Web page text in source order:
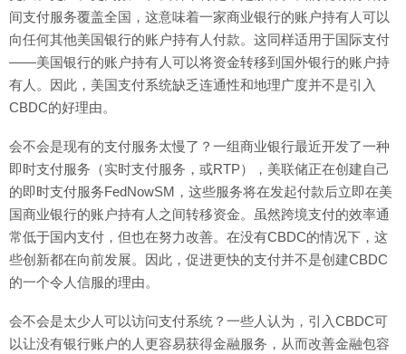
间支付服务覆盖全国，这意味着一家商业银行的账户持有人可以
向任何其他美国银行的账户持有人付款。这同样适用于国际支付
——美国银行的账户持有人可以将资金转移到国外银行的账户持
有人。因此，美国支付系统缺乏连通性和地理广度并不是引入
CBDC的好理由。
会不会是现有的支付服务太慢了？一组商业银行最近开发了一种
即时支付服务（实时支付服务，或RTP），美联储正在创建自己
的即时支付服务FedNowSM，这些服务将在发起付款后立即在美
国商业银行的账户持有人之间转移资金。虽然跨境支付的效率通
常低于国内支付，但也在努力改善。在没有CBDC的情况下，这
些创新都在向前发展。因此，促进更快的支付并不是创建CBDC
的一个令人信服的理由。
会不会是太少人可以访问支付系统？一些人认为，引入CBDC可
以让没有银行账户的人更容易获得金融服务，从而改善金融包容